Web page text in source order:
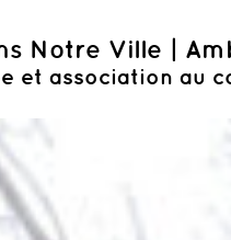
Notre Ville |
et association au